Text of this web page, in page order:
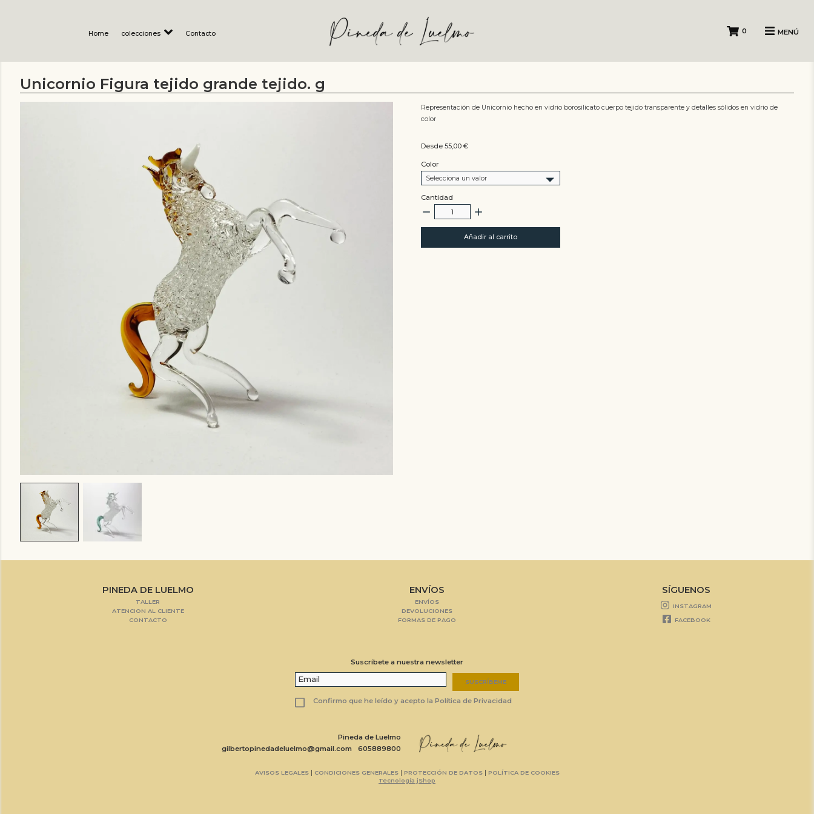
Home colecciones Contacto 0 MENÚ
Unicornio Figura tejido grande tejido. g
Representación de Unicornio hecho en vidrio borosilicato cuerpo tejido transparente y detalles sólidos en vidrio de
color
Desde 55,00€
Color
Selecciona un valor
Cantidad
Añadir al carrito
PINEDA DE LUELMO
TALLER
ATENCION AL CLIENTE
CONTACTO
ENVÍOS
ENVÍOS
DEVOLUCIONES
FORMAS DE PAGO
SÍGUENOS
INSTAGRAM
FACEBOOK
Suscríbete a nuestra newsletter
SUSCRÍBEME
Confirmo que he leído y acepto la Política de Privacidad
Pineda de Luelmo
gilbertopinedadeluelmo@gmail.com
605889800
AVISOS LEGALES| CONDICIONES GENERALES| PROTECCIÓN DE DATOS| POLÍTICA DE COOKIES
Tecnología jShop